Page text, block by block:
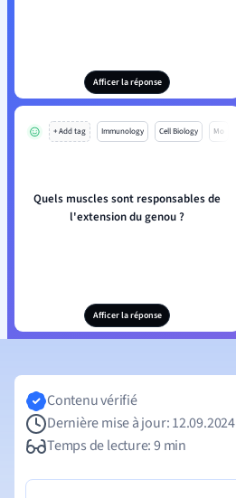
Afficer la réponse
+ Add tag Immunology Cell Biology Mo
Quels muscles sont responsables de
l'extension du genou ?
Afficer la réponse
Contenu vérifié
Dernière mise à jour: 12.09.2024
Temps de lecture: 9 min